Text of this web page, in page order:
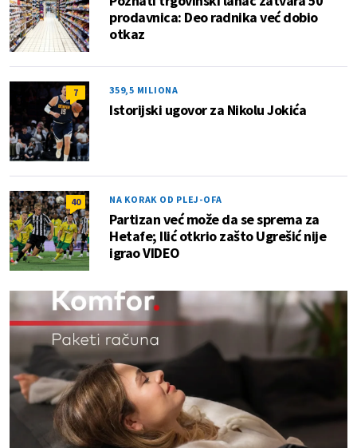
prodavnica: Deo radnika već dobio
otkaz
7 359,5 MILIONA
Istorijski ugovor za Nikolu Jokića
40 NA KORAK OD PLEJ-OFA
Partizan već može da se sprema za
Hetafe; Ilić otkrio zašto Ugrešić nije
igrao VIDEO